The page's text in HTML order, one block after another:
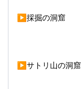
▶採掘の洞窟
▶サトリ山の洞窟